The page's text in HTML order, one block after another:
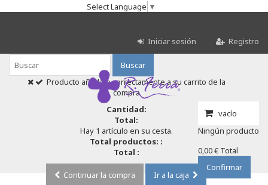
Select Language ▼
Iniciar sesión Registro
Buscar
vacío
Ningún producto
0,00 € Total
Confirmar
Producto añadido correctamente a su carrito de la
compra
Cantidad:
Total:
Hay 1 artículo en su cesta.
Total productos: :
Total :
Continuar la compra
Ir a la caja